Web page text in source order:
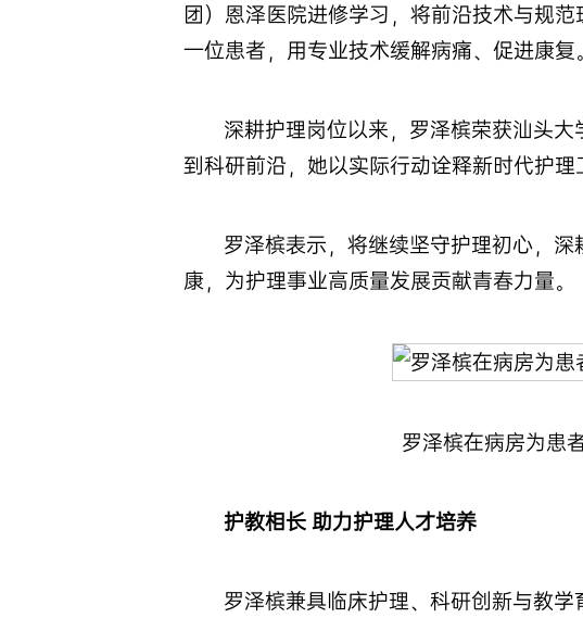
团）恩泽医院进修学习，将前沿技术与规
一位患者，用专业技术缓解病痛、促进康复
深耕护理岗位以来，罗泽槟荣获汕头大
到科研前沿，她以实际行动诠释新时代护理
罗泽槟表示，将继续坚守护理初心，
康，为护理事业高质量发展贡献青春力量。
罗泽槟在病房为患
护教相长 助力护理人才培养
罗泽槟兼具临床护理、科研创新与教